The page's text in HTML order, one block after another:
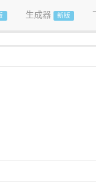
生成器 新版